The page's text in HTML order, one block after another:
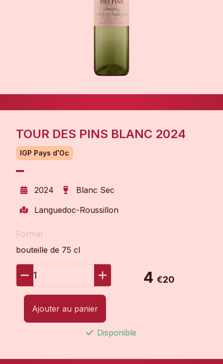
TOUR DES PINS BLANC 2024
IGP Pays d'Oc
2024
Blanc Sec
Languedoc-Roussillon
Format
bouteille de 75 cl
1 4€20
Ajouter au panier
Disponible